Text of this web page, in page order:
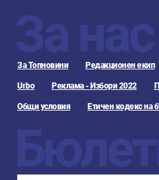
За нас
За Топновини Редакционен екип
Urbo Реклама - Избори 2022
Общи условия Етичен кодекс на